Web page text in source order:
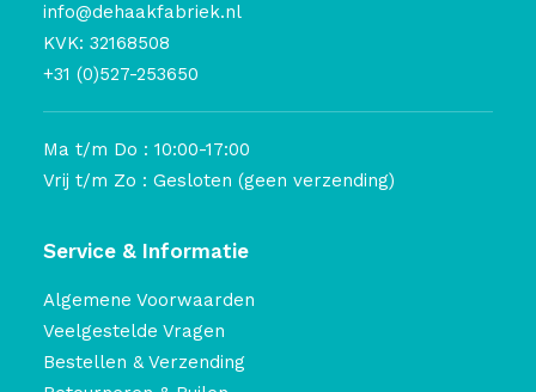
info@dehaakfabriek.nl
KVK: 32168508
+31 (0)527-253650
Ma t/m Do : 10:00-17:00
Vrij t/m Zo : Gesloten (geen verzending)
Service & Informatie
Algemene Voorwaarden
Veelgestelde Vragen
Bestellen & Verzending